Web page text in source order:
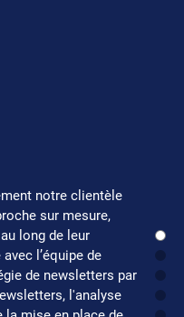
notre clientèle
sur mesure,
long de leur
l’équipe de
de newsletters par
l'analyse